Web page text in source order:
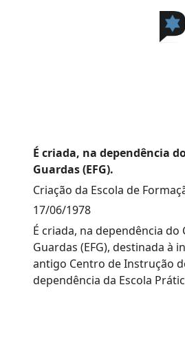
É criada, na dependência
Guardas (EFG).
Criação da Escola de
17/06/1978
É criada, na dependência do
Guardas (EFG), destinada
antigo Centro de Instrução
dependência da Escola